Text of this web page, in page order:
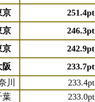
京
251.4pt
京
246.3pt
京
242.9pt
阪
233.7pt
川
233.4pt
葉
233.0pt